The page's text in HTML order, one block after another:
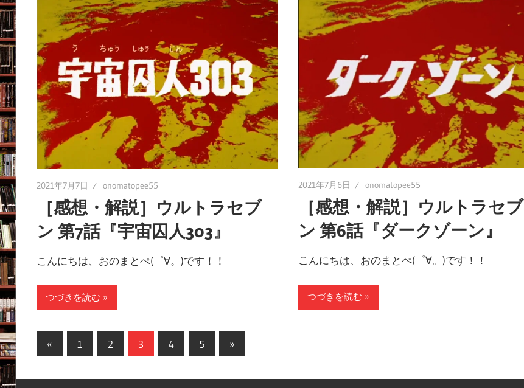
2021年7月7日 onomatopee55
［感想・解説］ウルトラセブ
ン 第7話『宇宙囚人303』
こんにちは、おのまとぺ(゜∀。)です！！
つづきを読む
2021年7月6日 onomatopee55
［感想・解説］ウルトラセブ
ン 第6話『ダークゾーン』
こんにちは、おのまとぺ(゜∀。)です！！
つづきを読む
投
«前
の
記
1 2 3 4 5
次
の
記
»